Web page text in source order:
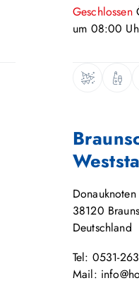
Geschlossen
um 08:00
38120
Deutschland
Tel: 0531-
Mail: